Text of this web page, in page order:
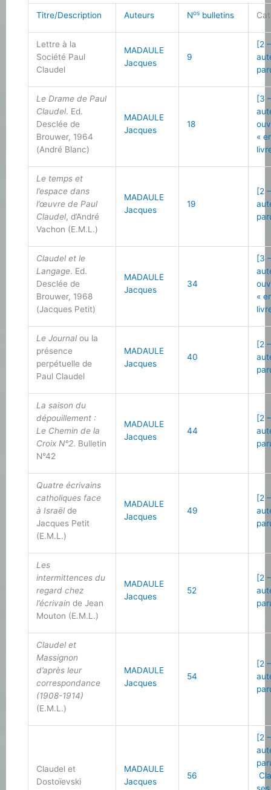
Titre/Description Auteurs Nos bulletins
Lettre à la
Société Paul
Claudel
MADAULE
Jacques
9
[2
Le Drame de Paul
Claudel. Ed.
Desclée de
Brouwer, 1964
(André Blanc)
MADAULE
Jacques
18
[3
«
Le temps et
l’espace dans
l’œuvre de Paul
Claudel, d’André
Vachon (E.M.L.)
MADAULE
Jacques
19
[2
Claudel et le
Langage. Ed.
Desclée de
Brouwer, 1968
(Jacques Petit)
MADAULE
Jacques
34
[3
«
Le Journal ou la
présence
perpétuelle de
Paul Claudel
MADAULE
Jacques
40
[2
La saison du
dépouillement :
Le Chemin de la
Croix N°2. Bulletin
N°42
MADAULE
Jacques
44
[2
Quatre écrivains
catholiques face
à Israël de
Jacques Petit
(E.M.L.)
MADAULE
Jacques
49
[2
Les
intermittences du
regard chez
l’écrivain de Jean
Mouton (E.M.L.)
MADAULE
Jacques
52
[2
Claudel et
Massignon
d’après leur
correspondance
(1908-1914)
(E.M.L.)
MADAULE
Jacques
54
[2
Claudel et
Dostoïevski
MADAULE
Jacques
56
[2